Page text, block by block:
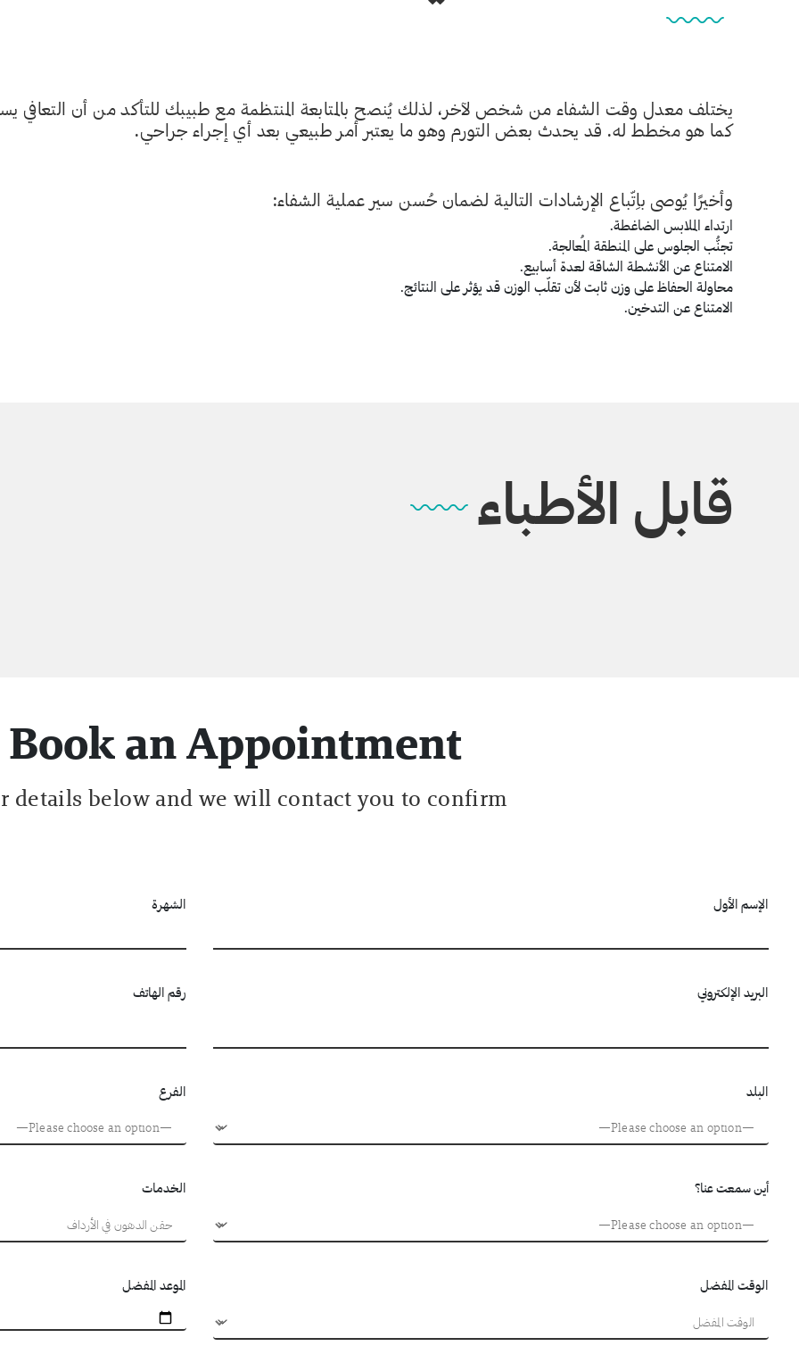
يختلف معدل وقت الشفاء من شخص لآخر، لذلك يُنصح بالمتابعة المنتظمة مع طبيبك للتأكد من أن التعافي
كما هو مخطط له. قد يحدث بعض التورم وهو ما يعتبر أمر طبيعي بعد أي إجراء جراحي.
وأخيرًا يُوصى باِتّباع الإرشادات التالية لضمان حُسن سير عملية الشفاء:
ارتداء الملابس الضاغطة.
تجنُّب الجلوس على المنطقة المُعالجة.
الامتناع عن الأنشطة الشاقة لعدة أسابيع.
محاولة الحفاظ على وزن ثابت لأن تقلّب الوزن قد يؤثر على النتائج.
الامتناع عن التدخين.
قابل الأطباء
Book an Appointment
details below and we will contact you to confirm.
الإسم الأول الشهرة
البريد الإلكتروني رقم الهاتف
البلد الفرع
أين سمعت عنا؟ الخدمات
الوقت المفضل الموعد المفضل